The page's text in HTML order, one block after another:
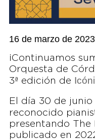
16 de marzo de 2023
¡Continuamos
Orquesta de
3ª edición de
El día 30 de junio
reconocido
presentando The
publicado en